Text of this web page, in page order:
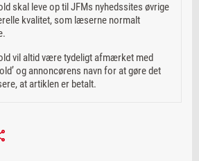
skal leve op til JFMs nyhedssites øvrige
kvalitet, som læserne normalt
vil altid være tydeligt afmærket med
og annoncørens navn for at gøre det
at artiklen er betalt.